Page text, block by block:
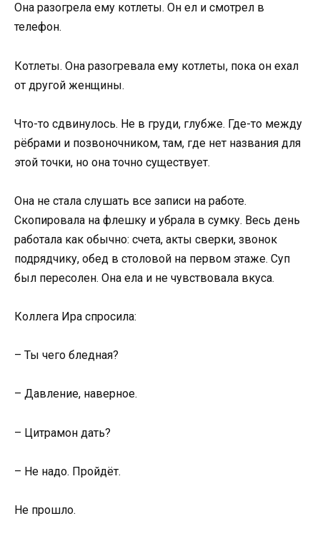
Она разогрела ему котлеты. Он ел и смотрел в
телефон.
Котлеты. Она разогревала ему котлеты, пока он ехал
от другой женщины.
Что-то сдвинулось. Не в груди, глубже. Где-то между
рёбрами и позвоночником, там, где нет названия для
этой точки, но она точно существует.
Она не стала слушать все записи на работе.
Скопировала на флешку и убрала в сумку. Весь день
работала как обычно: счета, акты сверки, звонок
подрядчику, обед в столовой на первом этаже. Суп
был пересолен. Она ела и не чувствовала вкуса.
Коллега Ира спросила:
– Ты чего бледная?
– Давление, наверное.
– Цитрамон дать?
– Не надо. Пройдёт.
Не прошло.